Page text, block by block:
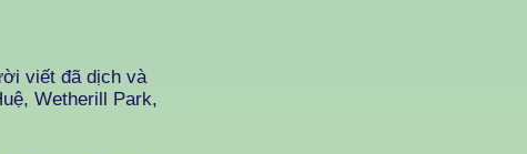
viết đã dịch và
Wetherill Park,